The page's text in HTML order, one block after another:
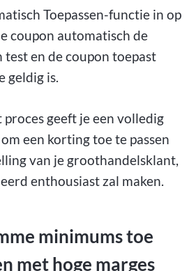
Toepassen-functie in op
coupon automatisch de
en de coupon toepast
geldig is.
geeft je een volledig
een korting toe te passen
van je groothandelsklant,
enthousiast zal maken.
minimums toe
met hoge marges